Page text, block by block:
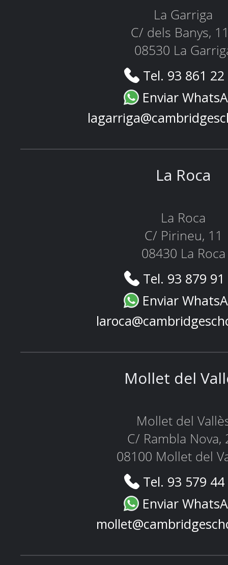
La Garriga
C/ dels Banys,
08530 La
Tel. 93 861
Enviar
La Roca
La Roca
C/ Pirineu, 11
08430 La Roca
Tel. 93 879
Enviar
Mollet del
Mollet del
C/ Rambla Nova,
08100 Mollet del
Tel. 93 579
Enviar